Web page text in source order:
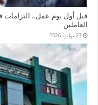
قبل أول يوم عمل.. التزامات
العاملين
23 يوليو، 2026